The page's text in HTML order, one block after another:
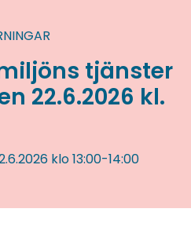
tjänster
22.6.2026 kl.
klo 13:00-14:00